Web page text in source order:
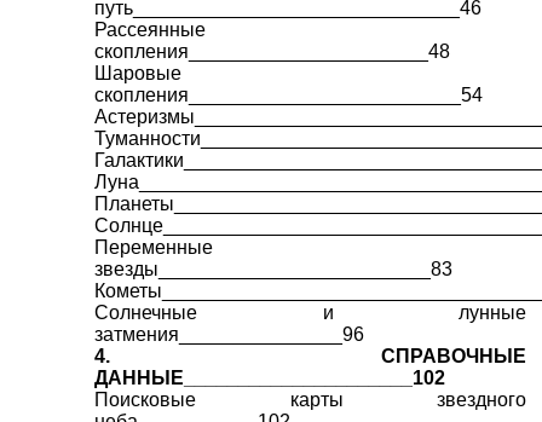
путь______________________________46
Рассеянные
скопления______________________48
Шаровые
скопления_________________________54
Переменные
звезды_________________________83
Солнечные и лунные
затмения_______________96
4. СПРАВОЧНЫЕ
ДАННЫЕ_____________________102
Поисковые карты звездного